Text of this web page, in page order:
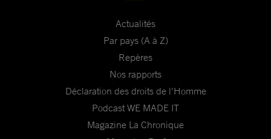
Actualités
Par pays (A à Z)
Repères
Nos rapports
Déclaration des droits de l'Homme
Podcast WE MADE IT
Magazine La Chronique